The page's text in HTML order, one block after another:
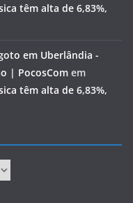
têm alta de 6,83%,
em Uberlândia -
| PocosCom em
têm alta de 6,83%,